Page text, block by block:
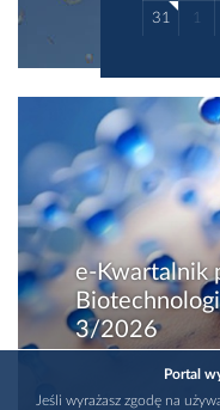
31 1
e-Kwartalnik
3/2026
Portal
Jeśli wyrażasz zgodę na